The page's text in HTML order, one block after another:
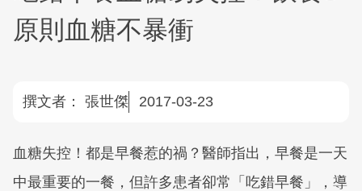
原則血糖不暴衝
撰文者： 張世傑 2017-03-23
血糖失控！都是早餐惹的禍？醫師指出，早餐是一天
中最重要的一餐，但許多患者卻常「吃錯早餐」，導